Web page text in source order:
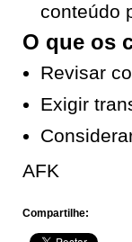
conteúdo
O que os
Revisar
Exigir
AFK
Compartilhe: